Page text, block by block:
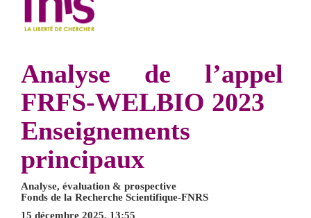
Analyse de l’appel
FRFS-WELBIO 2023
Enseignements
principaux
Analyse, évaluation & prospective
Fonds de la Recherche Scientifique-FNRS
15 décembre 2025, 13:55